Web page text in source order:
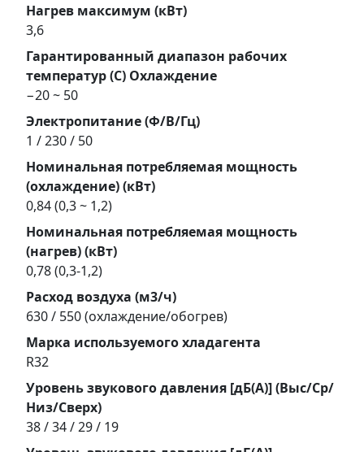
Нагрев максимум (кВт)
3,6
Гарантированный диапазон рабочих
температур (С) Охлаждение
−20 ~ 50
Электропитание (Ф/В/Гц)
1 / 230 / 50
Номинальная потребляемая мощность
(охлаждение) (кВт)
0,84 (0,3 ~ 1,2)
Номинальная потребляемая мощность
(нагрев) (кВт)
0,78 (0,3-1,2)
Расход воздуха (м3/ч)
630 / 550 (охлаждение/обогрев)
Марка используемого хладагента
R32
Уровень звукового давления [дБ(А)] (Выс/Ср/
Низ/Сверх)
38 / 34 / 29 / 19